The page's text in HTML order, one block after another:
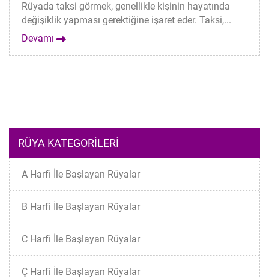
Rüyada taksi görmek, genellikle kişinin hayatında
değişiklik yapması gerektiğine işaret eder. Taksi,...
Devamı
RÜYA KATEGORILERI
A Harfi İle Başlayan Rüyalar
B Harfi İle Başlayan Rüyalar
C Harfi İle Başlayan Rüyalar
Ç Harfi İle Başlayan Rüyalar